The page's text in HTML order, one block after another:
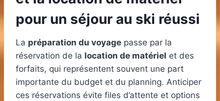
pour un séjour au ski réussi
La préparation du voyage passe par la
réservation de la location de matériel et des
forfaits, qui représentent souvent une part
importante du budget et du planning. Anticiper
ces réservations évite files d’attente et options